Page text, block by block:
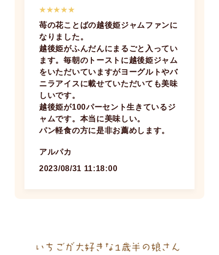
★★★★★
苺の花ことばの越後姫ジャムファンに
なりました。
越後姫がふんだんにまるごと入ってい
ます。毎朝のトーストに越後姫ジャム
をいただいていますがヨーグルトやバ
ニラアイスに載せていただいても美味
しいです。
越後姫が100パーセント生きているジ
ャムです。本当に美味しい。
パン軽食の方に是非お薦めします。
アルパカ
2023/08/31 11:18:00